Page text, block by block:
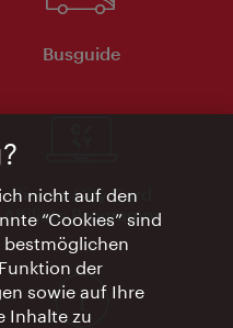
Busguide
Vienna City Card
Affiliate Programm
nicht auf den
“Cookies” sind
der
sowie auf Ihre
Inhalte zu